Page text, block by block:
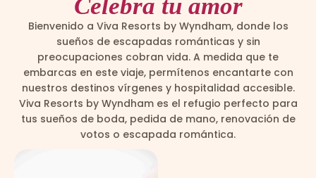
Celebra tu amor
Bienvenido a Viva Resorts by Wyndham, donde los
sueños de escapadas románticas y sin
preocupaciones cobran vida. A medida que te
embarcas en este viaje, permítenos encantarte con
nuestros destinos vírgenes y hospitalidad accesible.
Viva Resorts by Wyndham es el refugio perfecto para
tus sueños de boda, pedida de mano, renovación de
votos o escapada romántica.